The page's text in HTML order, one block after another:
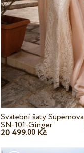
Svatební šaty Supernova
SN-101-Ginger
20 499.00 Kč